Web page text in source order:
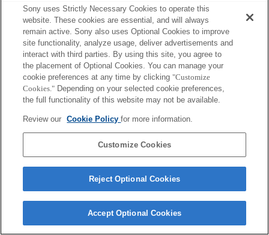
มีใช้งานพร้อมอะแดปเตอร์เมาส์
ไม่รองรับ SteadyShot
เสียงการทำงานของไดอะเฟรมจะถูกบันทึกด้วยไมโครโฟนภายใน
ฟังก์ชันการสร้างสรรค์ภาพถ่ายไม่ทำงาน
นอกเหนือจากโหมด A (กำหนดค่าช่องรับแสง), S (กำหนดความเร็วชัตเตอร์),
และ M (แมนนวล) แล้ว คุณไม่สามารถปรับช่องรับแสงในระหว่างการบันทึกภาพ
เคลื่อนไหวได้
ฟังก์ชัน [Lens Comp] (การชดเชยเลนส์) ไม่ทำงาน
ถ้าคุณติดตั้ง [เลนส์ A-mount] โดยใช้อะแดปเตอร์เมาส์, ฟังก์ชัน assist MF จะไม่
ทำงานโดยอัตโนมัติเมื่อคุณหมุนวงแหวนปรับโฟกัส คุณสามารถขยายภาพด้วย
การเลือกฟังก์ชัน [การขยายโฟกัส] หรือ [assist MF] ให้กับปุ่มใด ๆ ใน "การตั้งค่า
Copyright 2026 Sony Corporation
Sony uses Strictly Necessary Cookies to operate this
website. These cookies are essential, and will always
remain active. Sony also uses Optional Cookies to improve
site functionality, analyze usage, deliver advertisements and
interact with third parties. By using this site, you agree to
the placement of Optional Cookies. You can manage your
cookie preferences at any time by clicking "Customize
Cookies." Depending on your selected cookie preferences,
the full functionality of this website may not be available.
Review our Cookie Policyfor more information.
Customize Cookies
Reject Optional Cookies
Accept Optional Cookies